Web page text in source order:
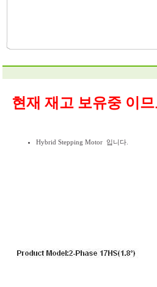
현재 재고 보유중 이
Hybrid Stepping Motor 입니다.